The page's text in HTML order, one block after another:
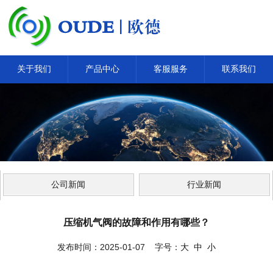
关于我们 产品中心 客服服务 联系我们
公司新闻 行业新闻
压缩机气阀的故障和作用有哪些？
发布时间：2025-01-07 字号： 大 中 小